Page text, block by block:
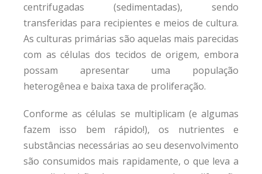
centrifugadas (sedimentadas), sendo
transferidas para recipientes e meios de cultura.
As culturas primárias são aquelas mais parecidas
com as células dos tecidos de origem, embora
possam apresentar uma população
heterogênea e baixa taxa de proliferação.
Conforme as células se multiplicam (e algumas
fazem isso bem rápido!), os nutrientes e
substâncias necessárias ao seu desenvolvimento
são consumidos mais rapidamente, o que leva a